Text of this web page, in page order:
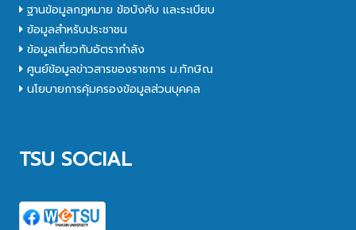
ฐานข้อมูลกฎหมาย ข้อบังคับ และระเบียบ
ข้อมูลสำหรับประชาชน
ข้อมูลเกี่ยวกับอัตรากำลัง
ศูนย์ข้อมูลข่าวสารของราชการ ม.ทักษิณ
นโยบายการคุ้มครองข้อมูลส่วนบุคคล
TSU SOCIAL